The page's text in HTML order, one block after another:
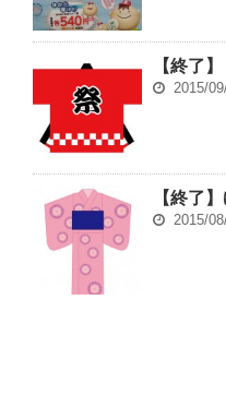
【終了
2015/
【終了
2015/